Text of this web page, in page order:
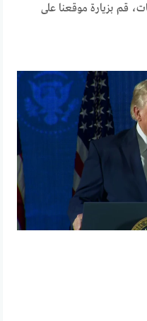
قم بزيارة موقعنا على